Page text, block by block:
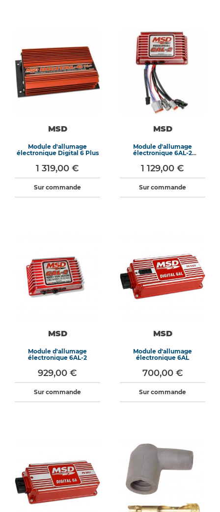
MSD
Module d'allumage
électronique Digital 6 Plus
1 319,00 €
Sur commande
MSD
Module d'allumage
électronique 6AL-2
1 129,00 €
Sur commande
MSD
Module d'allumage
électronique 6AL-2
929,00 €
Sur commande
MSD
Module d'allumage
électronique 6AL
700,00 €
Sur commande